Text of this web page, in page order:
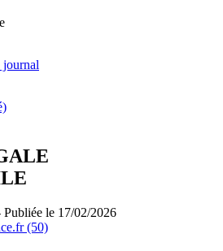
journal
le 17/02/2026
(50)